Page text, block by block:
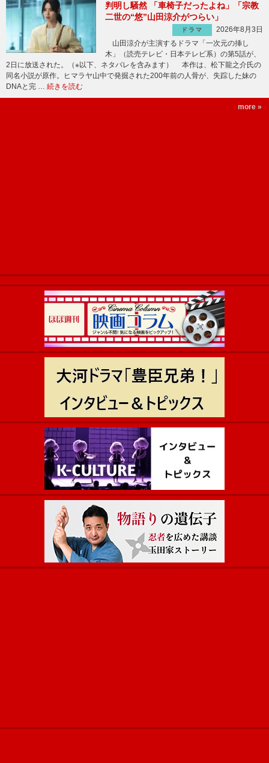
判明し騒然 「車椅子だったよね」「宗教
二世の“悠”山田涼介がつらい」
ドラマ
2026年8月3日
山田涼介が主演するドラマ「一次元の挿し
木」（読売テレビ・日本テレビ系）の第5話が、
2日に放送された。（※以下、ネタバレを含みます） 本作は、松下龍之介氏の
同名小説が原作。ヒマラヤ山中で発掘された200年前の人骨が、失踪した妹の
DNAと完 … 続きを読む
more »